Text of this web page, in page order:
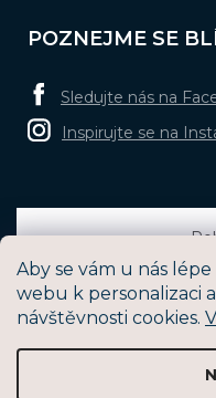
Aby se vám u nás
webu k personalizaci
návštěvnosti cookies.
POZNEJME SE
Sledujte nás na
Inspirujte se na